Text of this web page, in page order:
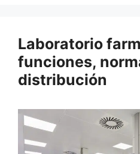
Laboratorio
funciones,
distribución